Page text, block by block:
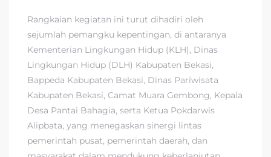
Rangkaian kegiatan ini turut dihadiri oleh
sejumlah pemangku kepentingan, di antaranya
Kementerian Lingkungan Hidup (KLH), Dinas
Lingkungan Hidup (DLH) Kabupaten Bekasi,
Bappeda Kabupaten Bekasi, Dinas Pariwisata
Kabupaten Bekasi, Camat Muara Gembong, Kepala
Desa Pantai Bahagia, serta Ketua Pokdarwis
Alipbata, yang menegaskan sinergi lintas
pemerintah pusat, pemerintah daerah, dan